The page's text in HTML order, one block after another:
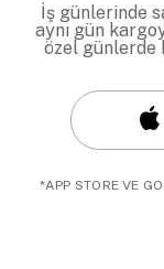
İş günlerinde
aynı gün
özel günlerde
*APP STORE VE